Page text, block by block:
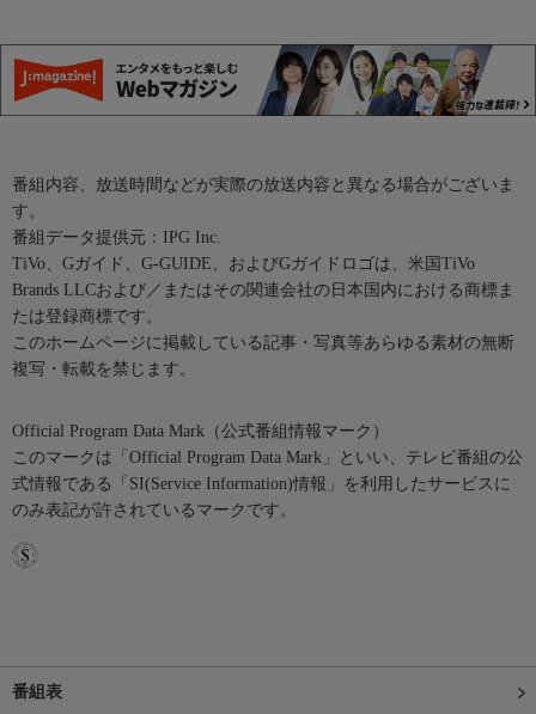
番組内容、放送時間などが実際の放送内容と異なる場合がございま
す。
番組データ提供元：IPG Inc.
TiVo、Gガイド、G-GUIDE、およびGガイドロゴは、米国TiVo
Brands LLCおよび／またはその関連会社の日本国内における商標ま
たは登録商標です。
このホームページに掲載している記事・写真等あらゆる素材の無断
複写・転載を禁じます。
Official Program Data Mark（公式番組情報マーク）
このマークは「Official Program Data Mark」といい、テレビ番組の公
式情報である「SI(Service Information)情報」を利用したサービスに
のみ表記が許されているマークです。
番組表